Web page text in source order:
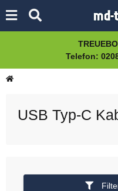
Telefon:
USB Typ-C